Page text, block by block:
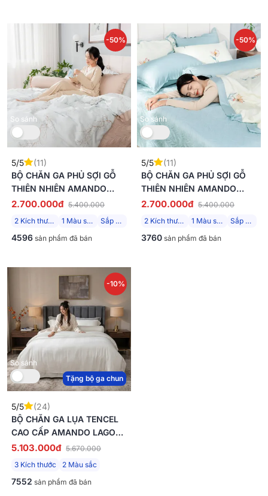
So sánh
-50%
5/5
(11)
BỘ CHĂN GA PHỦ SỢI GỖ
THIÊN NHIÊN AMANDO
JAMILA 5 CHI TIẾT LC001
2.700.000đ 5.400.000
2 Kích thước
1 Màu sắc Sắp về
4596 sản phẩm đã bán
So sánh
-50%
5/5
(11)
BỘ CHĂN GA PHỦ SỢI GỖ
THIÊN NHIÊN AMANDO
JAMILA 5 CHI TIẾT LC002
2.700.000đ 5.400.000
2 Kích thước
1 Màu sắc Sắp về
3760 sản phẩm đã bán
So sánh
-10%
Tặng bộ ga chun
5/5
(24)
BỘ CHĂN GA LỤA TENCEL
CAO CẤP AMANDO LAGOM
5 CHI TIẾT MÀU KEM/BE
5.103.000đ 5.670.000
3 Kích thước
2 Màu sắc
7552 sản phẩm đã bán